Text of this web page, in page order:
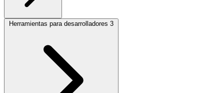
Herramientas para desarrolladores 3